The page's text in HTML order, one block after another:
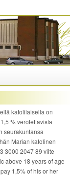
katolilaisella on
% verotettavista
seurakuntansa
Marian katolinen
3000 2047 89 viite
above 18 years of age
1,5% of his or her